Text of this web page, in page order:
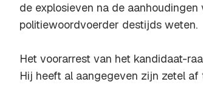
de explosieven na de
politiewoordvoerder destijds weten.
Het voorarrest van het kandidaat-
Hij heeft al aangegeven zijn zetel